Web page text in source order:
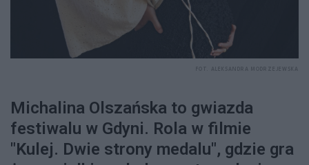
Michalina Olszańska to gwiazda
festiwalu w Gdyni. Rola w filmie
"Kulej. Dwie strony medalu", gdzie gra